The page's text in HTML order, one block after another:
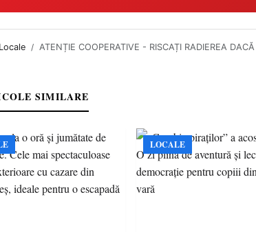
Locale ATENȚIE COOPERATIVE - RISCAȚI RADIEREA
SIMILARE
LOCALE